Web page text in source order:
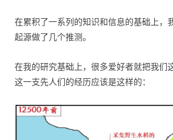
在累积了一系列的知识和信息的基础上，
起源做了几个推测。
在我的研究基础上，很多爱好者就把我们
这一支先人们的经历应该是这样的：